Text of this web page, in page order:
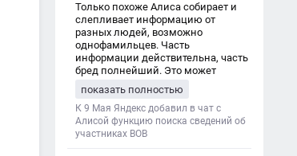
Только похоже Алиса собирает и
слепливает информацию от
разных людей, возможно
однофамильцев. Часть
информации действительна, часть
бред полнейший. Это может
дезинформации
показать полностью
К 9 Мая Яндекс добавил в чат с
Алисой функцию поиска сведений об
участниках ВОВ